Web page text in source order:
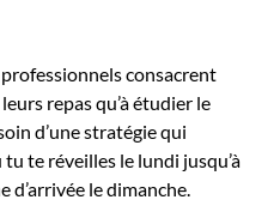
consacrent
repas qu’à étudier le
d’une stratégie qui
te réveilles le lundi jusqu’à
d’arrivée le dimanche.